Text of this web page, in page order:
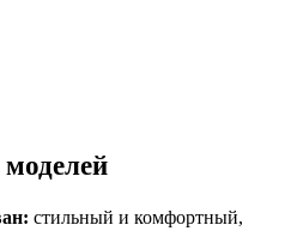
стильный и комфортный,